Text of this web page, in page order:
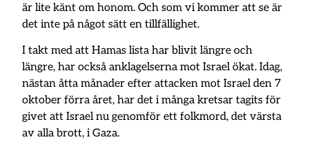
är lite känt om honom. Och som vi kommer att se är
det inte på något sätt en tillfällighet.
I takt med att Hamas lista har blivit längre och
längre, har också anklagelserna mot Israel ökat. Idag,
nästan åtta månader efter attacken mot Israel den 7
oktober förra året, har det i många kretsar tagits för
givet att Israel nu genomför ett folkmord, det värsta
av alla brott, i Gaza.